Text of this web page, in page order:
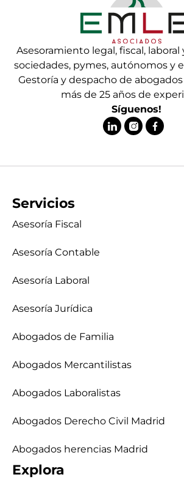
Asesoramiento legal, fiscal, laboral
sociedades, pymes, autónomos y
Gestoría y despacho de
más de 25 años de
Síguenos!
Servicios
Asesoría Fiscal
Asesoría Contable
Asesoría Laboral
Asesoría Jurídica
Abogados de Familia
Abogados Mercantilistas
Abogados Laboralistas
Abogados Derecho Civil Madrid
Abogados herencias Madrid
Explora